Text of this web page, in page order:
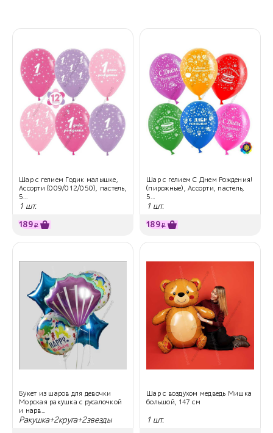
Шар с гелием Годик малышке,
Ассорти (009/012/050), пастель,
5...
1 шт.
189₽
Шар с гелием С Днем Рождения!
(пирожные), Ассорти, пастель,
5...
1 шт.
189₽
Букет из шаров для девочки
Морская ракушка с русалочкой
и нарв...
Ракушка+2круга+2звезды
Шар с воздухом медведь Мишка
большой, 147 см
1 шт.